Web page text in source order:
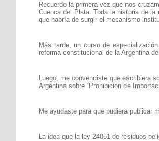
Recuerdo la primera vez que nos
Cuenca del Plata. Toda la historia de
que habría de surgir el mecanismo
Más tarde, un curso de
reforma constitucional de la Argentina
Luego, me convenciste que escribiera
Argentina sobre “Prohibición de
Me ayudaste para que pudiera publicar
La idea que la ley 24051 de residuos